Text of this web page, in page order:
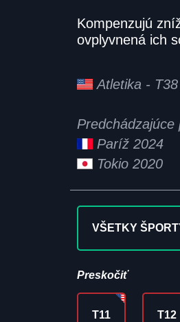
Kompenzujú
ovplyvnená ich
Atletika -
Predchádzajúce
Paríž 2024
Tokio 2020
VŠETKY
Preskočiť
T11 T12